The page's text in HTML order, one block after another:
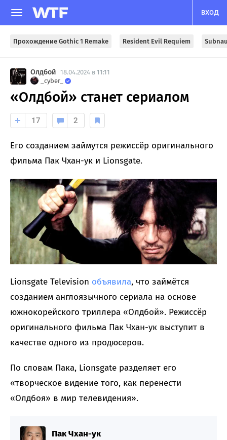
ВХОД
Прохождение Gothic 1 Remake Resident Evil Requiem
Олдбой
18.04.2024 в 11:11
_cyber_
«Олдбой» станет сериалом
17 2
Его созданием займутся режиссёр оригинального
фильма Пак Чхан-ук и Lionsgate.
Lionsgate Television объявила, что займётся
созданием англоязычного сериала на основе
южнокорейского триллера «Олдбой». Режиссёр
оригинального фильма Пак Чхан-ук выступит в
качестве одного из продюсеров.
По словам Пака, Lionsgate разделяет его
«творческое видение того, как перенести
«Олдбоя» в мир телевидения».
Пак Чхан-ук